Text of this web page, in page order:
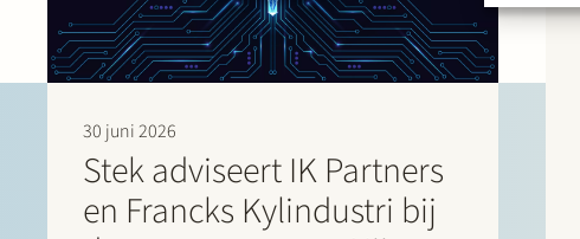
30 juni 2026
Stek adviseert IK Partners
en Francks Kylindustri bij